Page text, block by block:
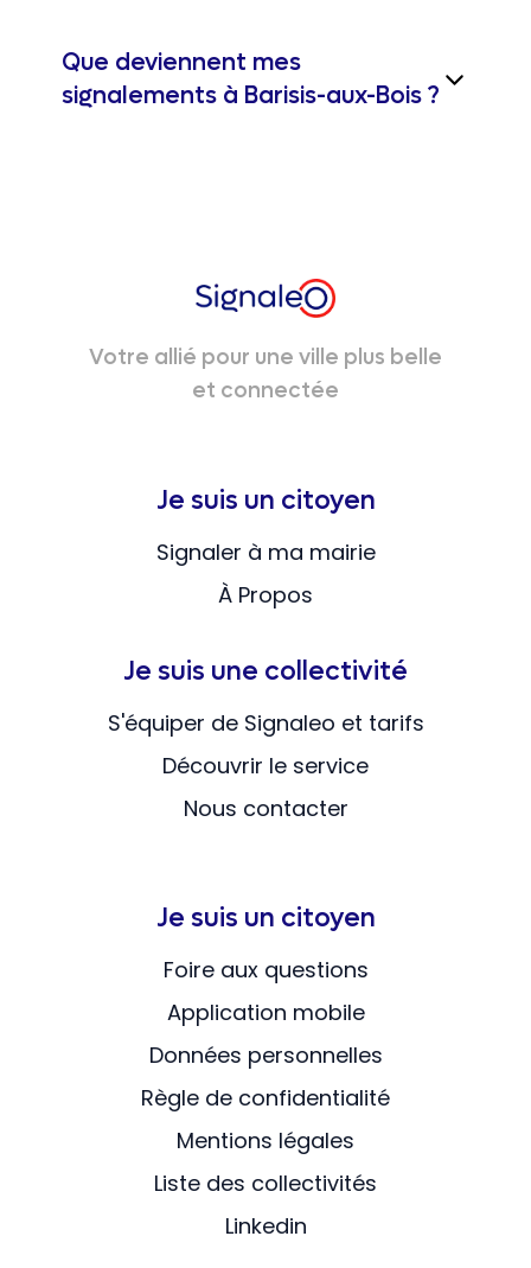
Que deviennent mes
signalements à Barisis-aux-Bois ?
Votre allié pour une ville plus belle
et connectée
Je suis un citoyen
Signaler à ma mairie
À Propos
Je suis une collectivité
S'équiper de Signaleo et tarifs
Découvrir le service
Nous contacter
Je suis un citoyen
Foire aux questions
Application mobile
Données personnelles
Règle de confidentialité
Mentions légales
Liste des collectivités
Linkedin